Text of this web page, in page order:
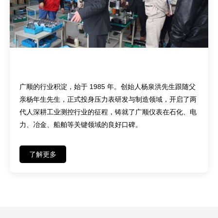
广顺的行业积淀，始于 1985 年。创始人杨泉洪先生跟随父
亲杨年生先生，正式投身压力表研发与制造领域，开启了两
代人深耕工业测控行业的征程，铸就了广顺仪表在石化、电
力、冶金、船舶等关键领域的良好口碑。
了解更多